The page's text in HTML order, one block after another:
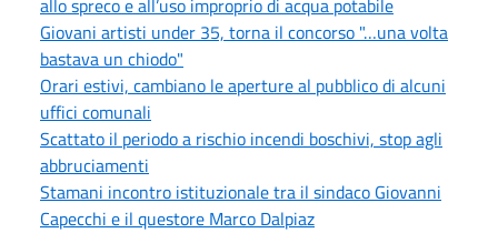
Giovani artisti under 35, torna il concorso "…una volta
bastava un chiodo"
Orari estivi, cambiano le aperture al pubblico di alcuni
uffici comunali
Scattato il periodo a rischio incendi boschivi, stop agli
abbruciamenti
Stamani incontro istituzionale tra il sindaco Giovanni
Capecchi e il questore Marco Dalpiaz